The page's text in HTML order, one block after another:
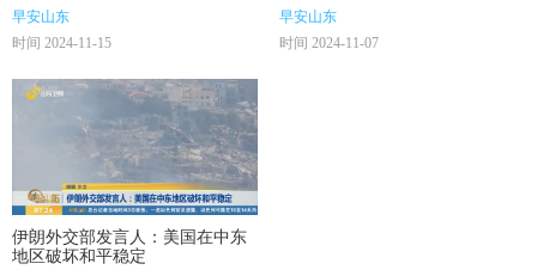
早安山东
时间 2024-11-15
早安山东
时间 2024-11-07
伊朗外交部发言人：美国在中东
地区破坏和平稳定